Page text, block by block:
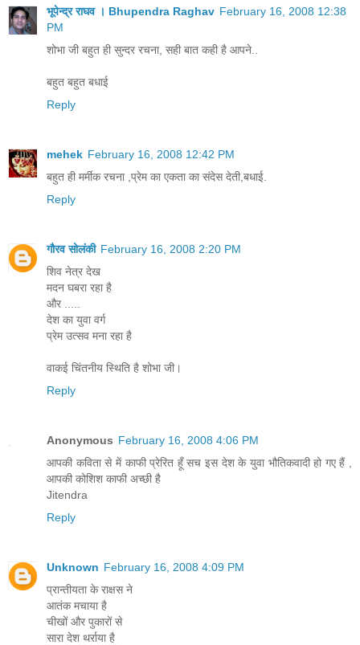
भूपेन्द्र राघव । Bhupendra Raghav February 16, 2008 12:38
PM
शोभा जी बहुत ही सुन्दर रचना, सही बात कही है आपने..
बहुत बहुत बधाई
Reply
mehek February 16, 2008 12:42 PM
बहुत ही मर्मीक रचना ,प्रेम का एकता का संदेस देती,बधाई.
Reply
गौरव सोलंकी February 16, 2008 2:20 PM
शिव नेत्र देख
मदन घबरा रहा है
और .....
देश का युवा वर्ग
प्रेम उत्सव मना रहा है
वाकई चिंतनीय स्थिति है शोभा जी।
Reply
Anonymous February 16, 2008 4:06 PM
आपकी कविता से में काफी प्रेरित हूँ सच इस देश के युवा भौतिकवादी हो गए हैं ,
आपकी कोशिश काफी अच्छी है
Jitendra
Reply
Unknown February 16, 2008 4:09 PM
प्रान्तीयता के राक्षस ने
आतंक मचाया है
चीखों और पुकारों से
सारा देश थर्राया है